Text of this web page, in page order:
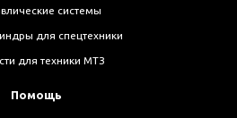
системы
для спецтехники
для техники МТЗ
Помощь